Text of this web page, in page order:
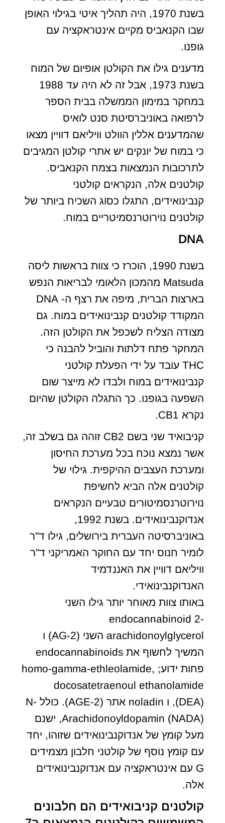
בשנת 1970, היה תהליך איטי בגילוי האופן
שבו הקנאביס מקיים אינטראקציה עם
גופנו.
מדענים גילו את הקולטן אופיום של המוח
בשנת 1973, אבל זה לא היה עד 1988
במחקר במימון הממשלה בבית הספר
לרפואה באוניברסיטת סנט לואיס
שהמדענים אללין הוולט וויליאם דוויין מצאו
כי במוח של יונקים יש אתרי קולטן המגיבים
לתרכובות הנמצאות בצמח הקנאביס.
קולטנים אלה, הנקראים קולטני
קנבינואידים, התגלו כסוג השכיח ביותר של
קולטנים נוירוטרנסמיטריים במוח.
DNA
בשנת 1990, הוכרז כי צוות בראשות ליסה
Matsuda מהמכון הלאומי לבריאות הנפש
בארצות הברית, מיפה את רצף ה- DNA
המקודד קולטנים קנבינואידים במוח. גם
מצודה הצליח לשכפל את הקולטן הזה.
המחקר פתח דלתות והוביל להבנה כי
THC עובד על ידי הפעלת קולטני
קנבינואידים במוח ולבדו לא מייצר שום
השפעה בגופנו. כך התגלה הקולטן שהיום
נקרא CB1.
קניבואיד שני בשם CB2 זוהה גם בשלב זה,
אשר נמצא נוכח בכל מערכת החיסון
ומערכת העצבים ההיקפית. גילוי של
קולטנים אלה הביא לחשיפת
נוירוטרנסמיטורים טבעיים הנקראים
אנדוקנבינואידים. בשנת 1992,
באוניברסיטה העברית בירושלים, גילו ד"ר
לומיר חנוס יחד עם החוקר האמריקני ד"ר
וויליאם דוויין את האננדמיד
האנדוקנבינואידי.
באותו צוות מאוחר יותר גילו השני
endocannabinoid 2-
arachidonoylglycerol השני (2-AG) ו
המשיך לחשוף את endocannabinoids
פחות ידוע; homo-gamma-ethleolamide,
docosatetraenoul ethanolamide
(DEA), ו noladin אתר (2-AGE). כולל N-
Arachidonoyldopamin (NADA), ישנם
מעל קומץ של אנדוקנבינואידים שזוהו, יחד
עם קומץ נוסף של קולטני חלבון מצמידים
G עם אינטראקציה עם אנדוקנבינואידים
אלה.
קולטנים קניבואידים הם חלבונים